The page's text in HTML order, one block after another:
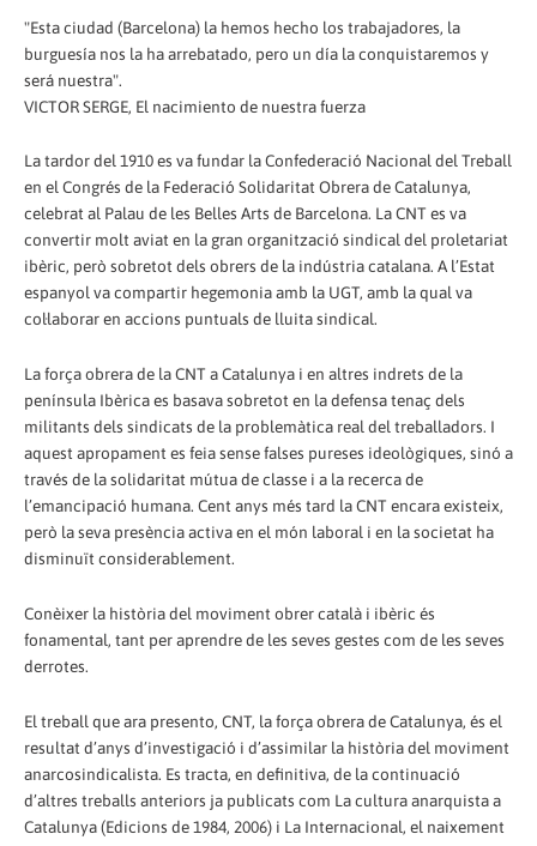
"Esta ciudad (Barcelona) la hemos hecho los trabajadores, la
burguesía nos la ha arrebatado, pero un día la conquistaremos y
será nuestra".
VICTOR SERGE, El nacimiento de nuestra fuerza
La tardor del 1910 es va fundar la Confederació Nacional del Treball
en el Congrés de la Federació Solidaritat Obrera de Catalunya,
celebrat al Palau de les Belles Arts de Barcelona. La CNT es va
convertir molt aviat en la gran organització sindical del proletariat
ibèric, però sobretot dels obrers de la indústria catalana. A l’Estat
espanyol va compartir hegemonia amb la UGT, amb la qual va
col·laborar en accions puntuals de lluita sindical.
La força obrera de la CNT a Catalunya i en altres indrets de la
península Ibèrica es basava sobretot en la defensa tenaç dels
militants dels sindicats de la problemàtica real del treballadors. I
aquest apropament es feia sense falses pureses ideològiques, sinó a
través de la solidaritat mútua de classe i a la recerca de
l’emancipació humana. Cent anys més tard la CNT encara existeix,
però la seva presència activa en el món laboral i en la societat ha
disminuït considerablement.
Conèixer la història del moviment obrer català i ibèric és
fonamental, tant per aprendre de les seves gestes com de les seves
derrotes.
El treball que ara presento, CNT, la força obrera de Catalunya, és el
resultat d’anys d’investigació i d’assimilar la història del moviment
anarcosindicalista. Es tracta, en definitiva, de la continuació
d’altres treballs anteriors ja publicats com La cultura anarquista a
Catalunya (Edicions de 1984, 2006) i La Internacional, el naixement